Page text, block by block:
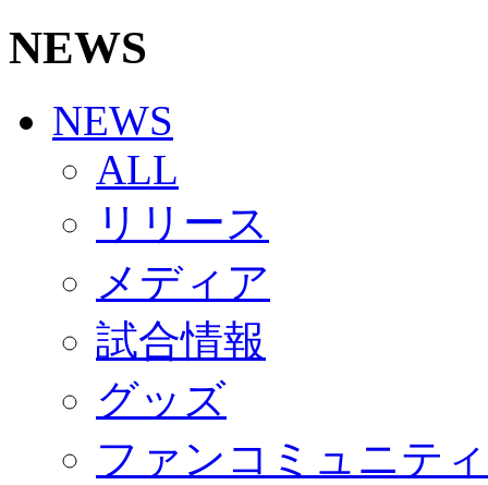
Jリーグ運営管理規定
写真・動画使用ガイドライン
SCHEDULE
2026/27
練習見学時のファンサービスについて
TICKET
奈良クラブ明治安田J3リーグ2026/27シーズン試
奈良クラブ明治安田Ｊ3リーグ 2026/27シーズン「
観戦ルール＆マナー
2026/27ファンコミュニティ
サポートショップ
GOODS
オフィシャルストア（実店舗）
オンラインストア
ACADEMY
アカデミーについて
コーチ&スタッフ
ジュニア
NEWS
NEWS
ALL
リリース
メディア
試合情報
グッズ
ファンコミュニティ